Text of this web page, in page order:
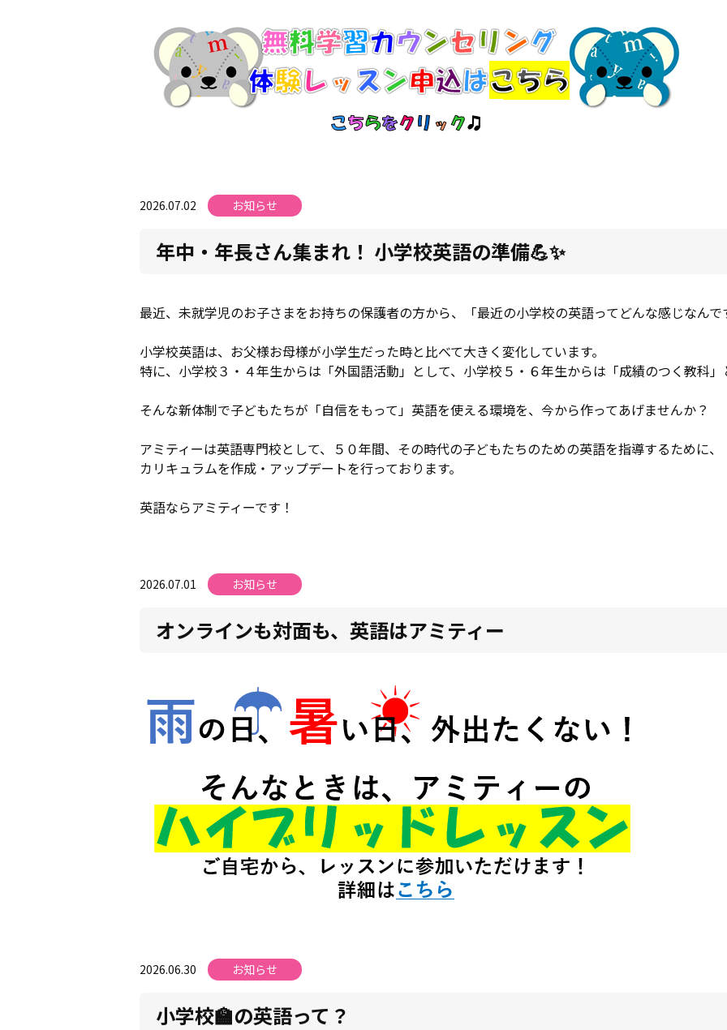
2026.07.02 お知らせ
年中・年長さん集まれ！ 小学校英語の準備💪✨
最近、未就学児のお子さまをお持ちの保護者の方から、「最近の小学校の英語ってどんな感じなんで
小学校英語は、お父様お母様が小学生だった時と比べて大きく変化しています。
特に、小学校３・４年生からは「外国語活動」として、小学校５・６年生からは「成績のつく教科」
そんな新体制で子どもたちが「自信をもって」英語を使える環境を、今から作ってあげませんか？
アミティーは英語専門校として、５０年間、その時代の子どもたちのための英語を指導するために、
カリキュラムを作成・アップデートを行っております。
英語ならアミティーです！
2026.07.01 お知らせ
オンラインも対面も、英語はアミティー
2026.06.30 お知らせ
小学校🏫の英語って？